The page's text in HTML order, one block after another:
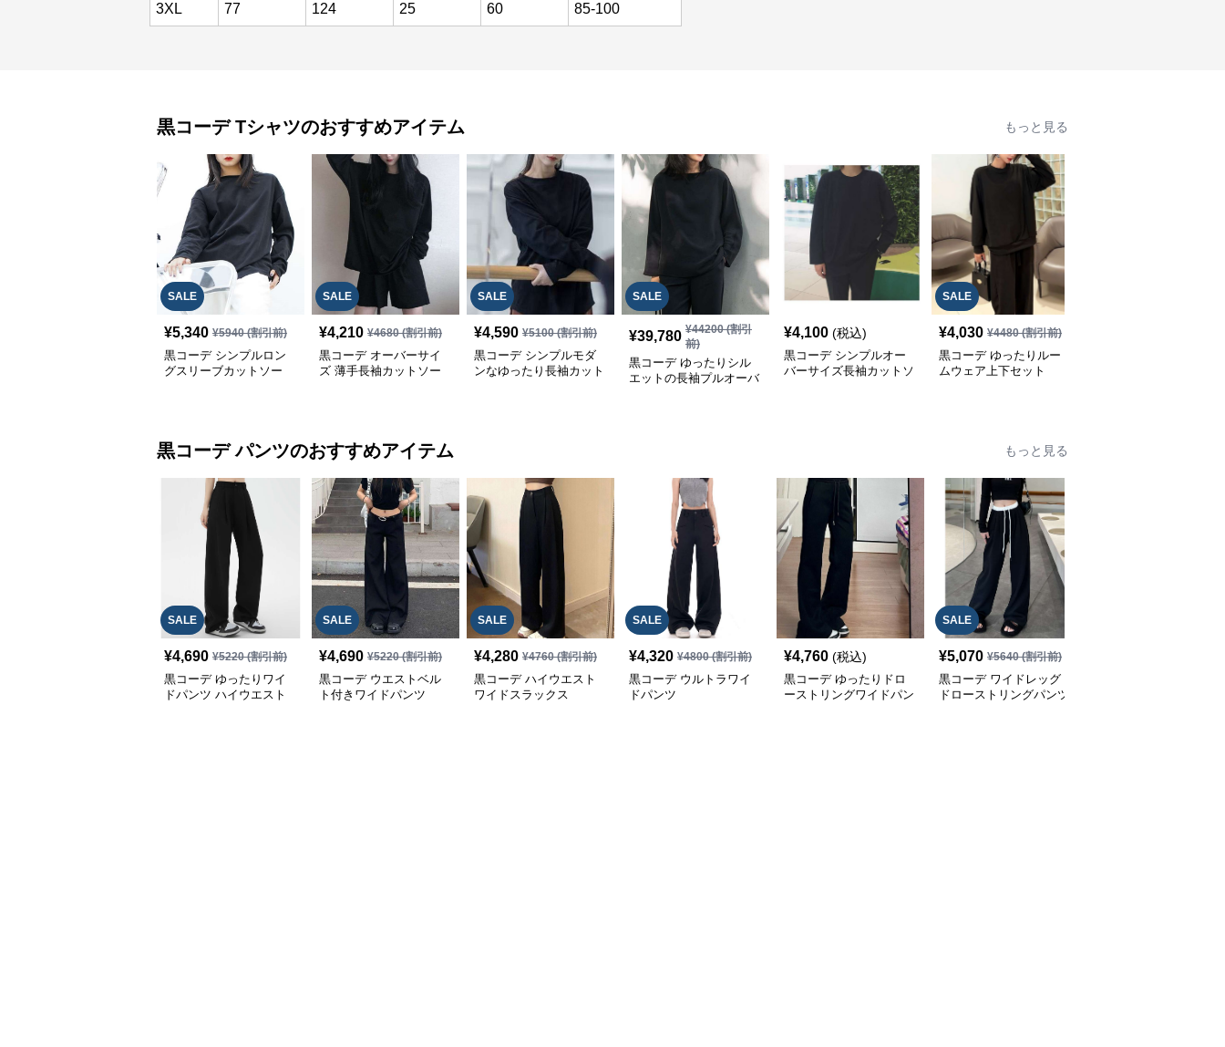
3XL 77 124 25 60 85-100
黒コーデ Tシャツのおすすめアイテム もっと見る
SALE
¥5,340 ¥5940(割引前)
黒コーデ シンプルロン
グスリーブカットソー
SALE
¥4,210 ¥4680(割引前)
黒コーデ オーバーサイ
ズ 薄手長袖カットソー
SALE
¥4,590 ¥5100(割引前)
黒コーデ シンプルモダ
ンなゆったり長袖カット
SALE
¥39,780 ¥44200(割引
前)
黒コーデ ゆったりシル
エットの長袖プルオーバ
¥4,100 (税込)
黒コーデ シンプルオー
バーサイズ長袖カットソ
SALE
¥4,030 ¥4480(割引前)
黒コーデ ゆったりルー
ムウェア上下セット
黒コーデ パンツのおすすめアイテム もっと見る
SALE
¥4,690 ¥5220(割引前)
黒コーデ ゆったりワイ
ドパンツ ハイウエスト
SALE
¥4,690 ¥5220(割引前)
黒コーデ ウエストベル
ト付きワイドパンツ
SALE
¥4,280 ¥4760(割引前)
黒コーデ ハイウエスト
ワイドスラックス
SALE
¥4,320 ¥4800(割引前)
黒コーデ ウルトラワイ
ドパンツ
¥4,760 (税込)
黒コーデ ゆったりドロ
ーストリングワイドパン
SALE
¥5,070 ¥5640(割引前)
黒コーデ ワイドレッグ
ドローストリングパンツ